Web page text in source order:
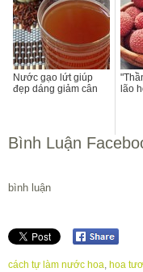
Nước gạo lứt giúp
đẹp dáng giảm cân
lão
Bình Luận
bình luận
cách tự làm nước hoa hoa